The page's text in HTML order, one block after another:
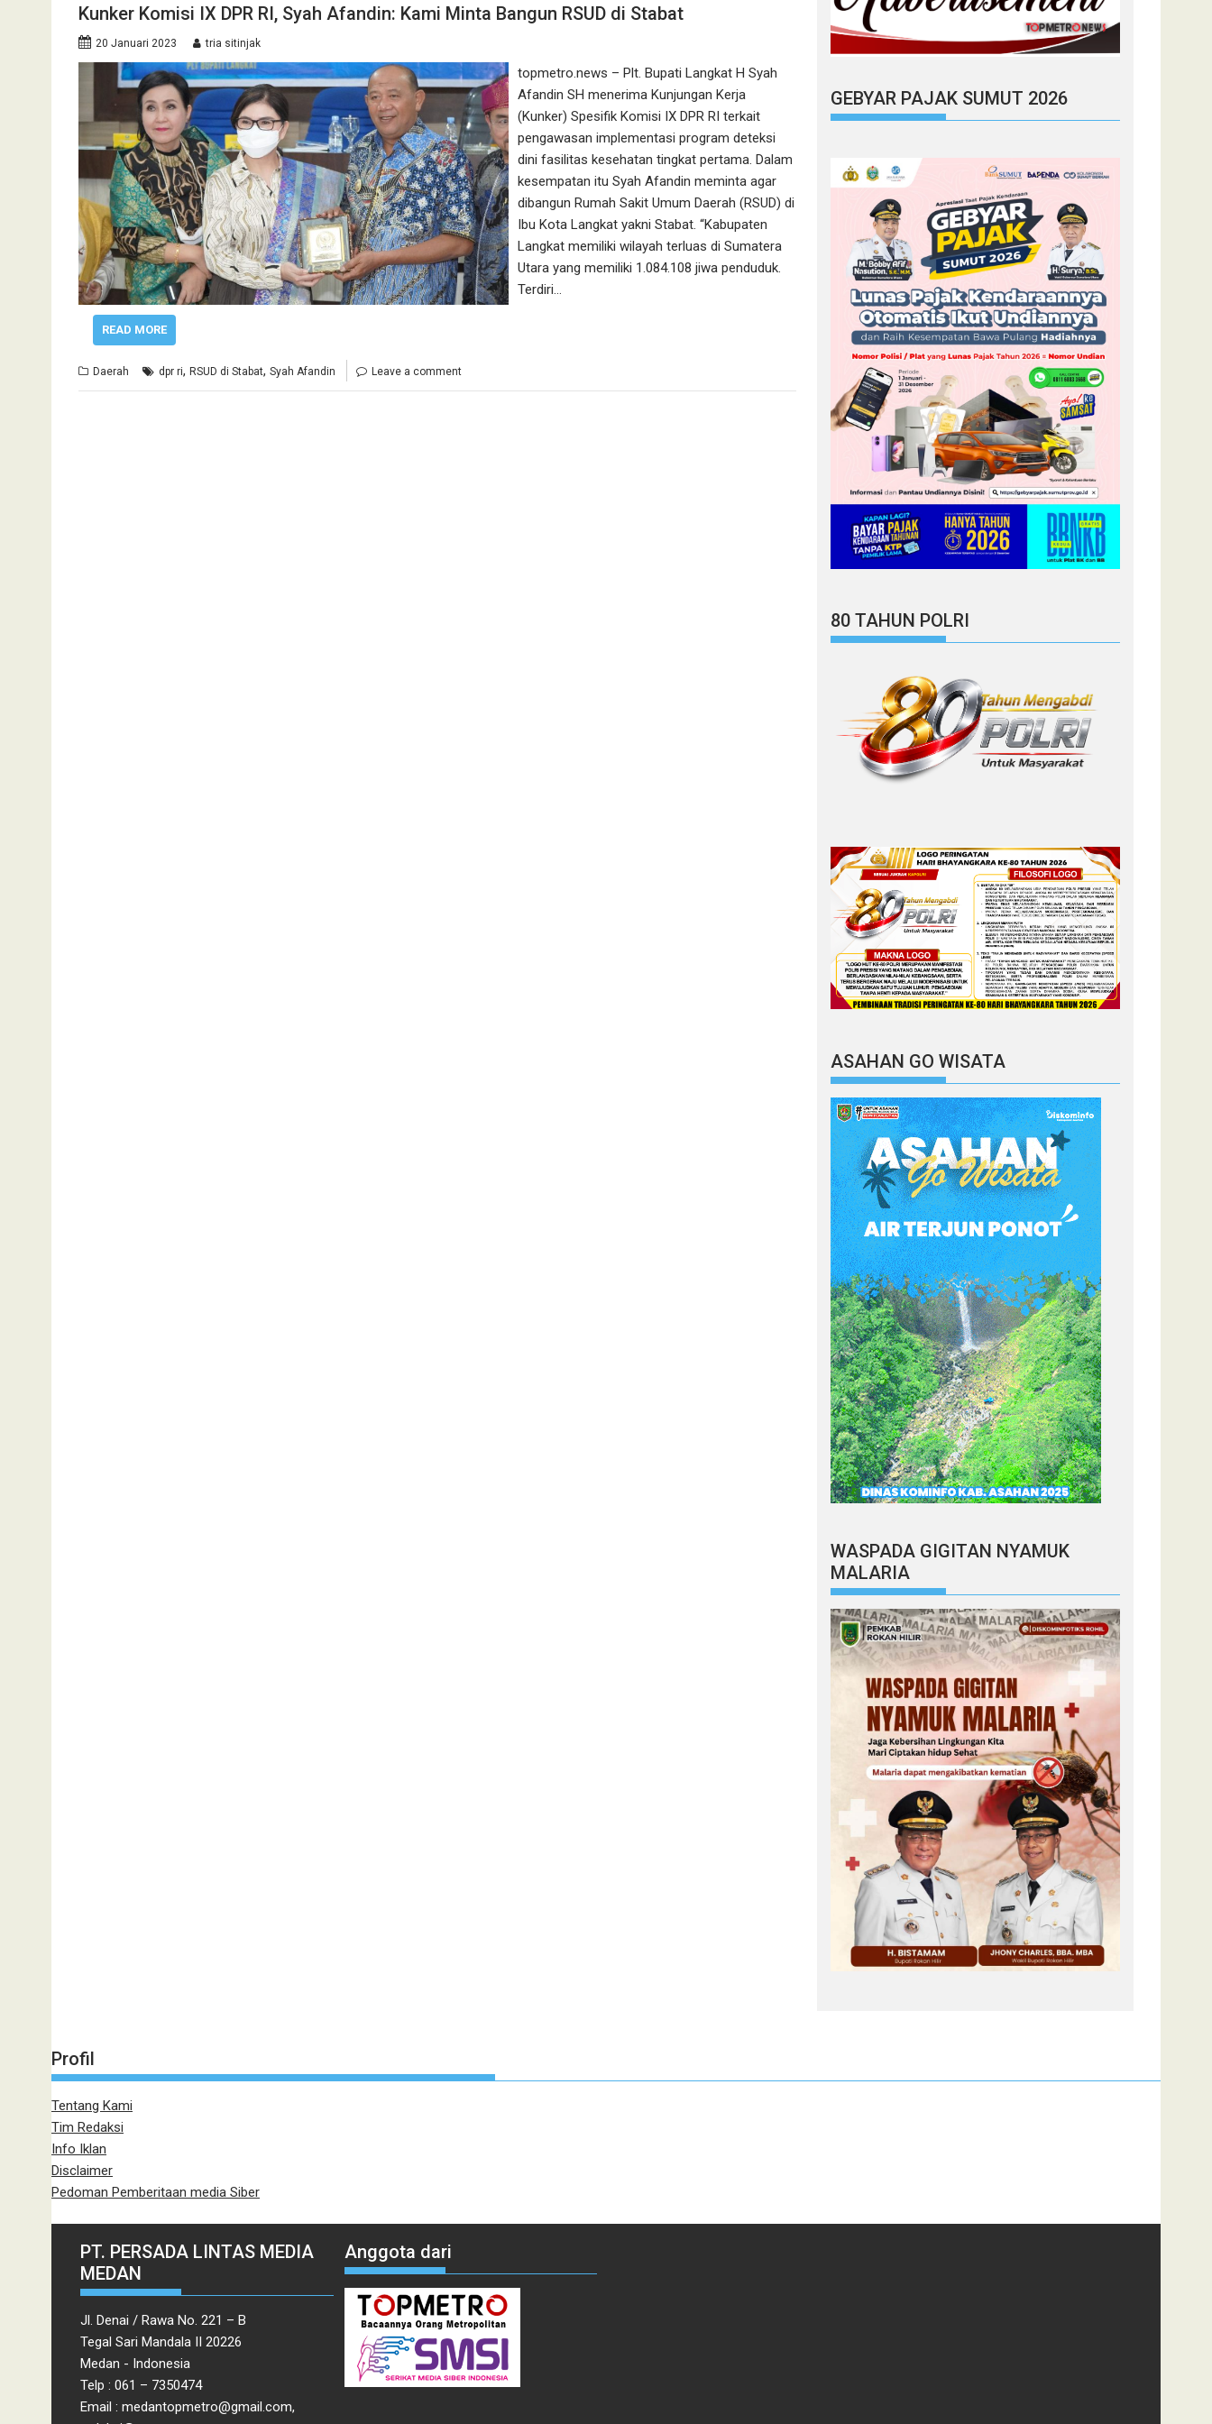
Kunker Komisi IX DPR RI, Syah Afandin: Kami Minta Bangun RSUD di Stabat
20 Januari 2023 tria sitinjak
topmetro.news – Plt. Bupati Langkat H Syah
Afandin SH menerima Kunjungan Kerja
(Kunker) Spesifik Komisi IX DPR RI terkait
pengawasan implementasi program deteksi
dini fasilitas kesehatan tingkat pertama. Dalam
kesempatan itu Syah Afandin meminta agar
dibangun Rumah Sakit Umum Daerah (RSUD) di
Ibu Kota Langkat yakni Stabat. “Kabupaten
Langkat memiliki wilayah terluas di Sumatera
Utara yang memiliki 1.084.108 jiwa penduduk.
Terdiri…
READ MORE
Daerah dpr ri, RSUD di Stabat, Syah Afandin Leave a comment
GEBYAR PAJAK SUMUT 2026
80 TAHUN POLRI
ASAHAN GO WISATA
WASPADA GIGITAN NYAMUK
MALARIA
Profil
Tentang Kami
Tim Redaksi
Info Iklan
Disclaimer
Pedoman Pemberitaan media Siber
PT. PERSADA LINTAS MEDIA
MEDAN
Jl. Denai / Rawa No. 221 – B
Tegal Sari Mandala II 20226
Medan - Indonesia
Telp : 061 – 7350474
Email : medantopmetro@gmail.com,
Anggota dari